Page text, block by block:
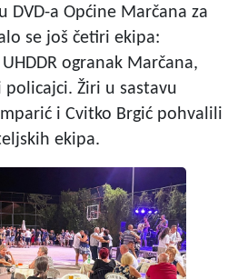
DVD-a Općine Marčana za
se još četiri ekipa:
ogranak Marčana,
policajci. Žiri u sastavu
i Cvitko Brgić pohvalili
ekipa.